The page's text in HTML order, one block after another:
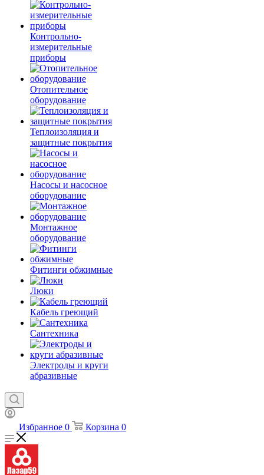
Контрольно-
измерительные
приборы
Отопительное
оборудование
Теплоизоляция и
защитные покрытия
Насосы и насосное
оборудование
Монтажное
оборудование
Фитинги обжимные
Люки
Кабель греющий
Сантехника
Электроды и круги
абразивные
Избранное 0 Корзина 0